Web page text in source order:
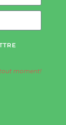
tout moment!